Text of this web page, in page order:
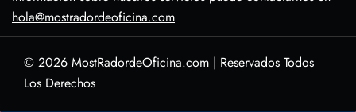
hola@mostradordeoficina.com
© 2026 MostRadordeOficina.com | Reservados Todos
Los Derechos